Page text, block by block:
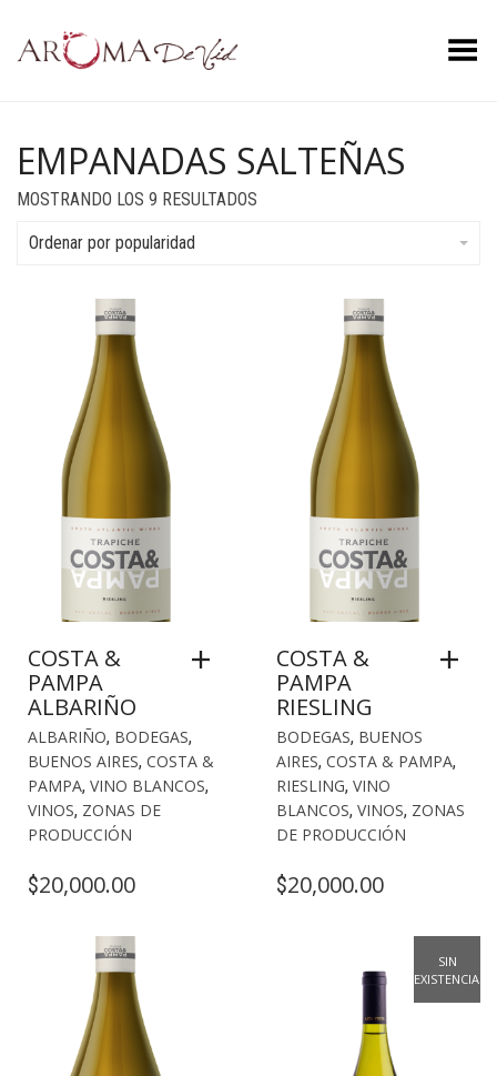
Menú
EMPANADAS SALTEÑAS
MOSTRANDO LOS 9 RESULTADOS
Ordenar por popularidad
COSTA &
PAMPA
ALBARIÑO
ALBARIÑO, BODEGAS,
BUENOS AIRES, COSTA &
PAMPA, VINO BLANCOS,
VINOS, ZONAS DE
PRODUCCIÓN
$20,000.00
COSTA &
PAMPA
RIESLING
BODEGAS, BUENOS
AIRES, COSTA & PAMPA,
RIESLING, VINO
BLANCOS, VINOS, ZONAS
DE PRODUCCIÓN
$20,000.00
SIN
EXISTENCIAS